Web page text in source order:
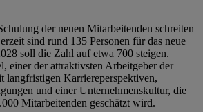
der neuen Mitarbeitenden schreiten
sind rund 135 Personen für das neue
soll die Zahl auf etwa 700 steigen.
einer der attraktivsten Arbeitgeber der
langfristigen Karriereperspektiven,
und einer Unternehmenskultur, die
Mitarbeitenden geschätzt wird.